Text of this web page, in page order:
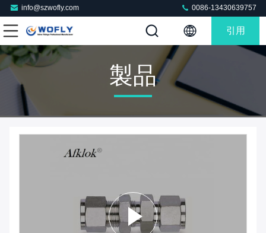
info@szwofly.com 0086-13430639757
引用
製品